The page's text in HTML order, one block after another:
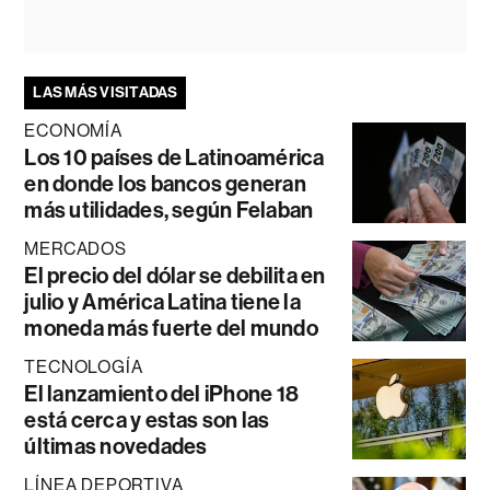
LAS MÁS VISITADAS
ECONOMÍA
Los 10 países de Latinoamérica
en donde los bancos generan
más utilidades, según Felaban
MERCADOS
El precio del dólar se debilita en
julio y América Latina tiene la
moneda más fuerte del mundo
TECNOLOGÍA
El lanzamiento del iPhone 18
está cerca y estas son las
últimas novedades
LÍNEA DEPORTIVA